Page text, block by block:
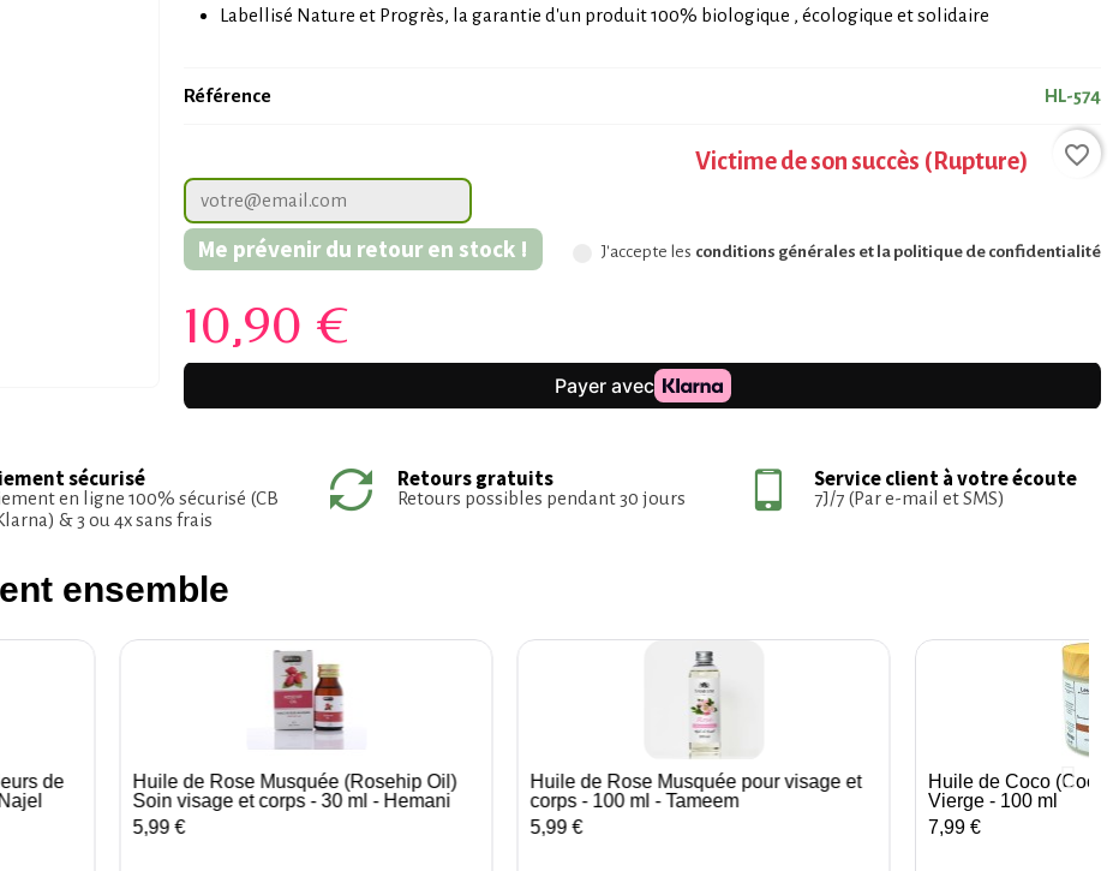
Labellisé Nature et Progrès, la garantie d'un produit 100% biologique , écologique et solidaire
Référence HL-574
Victime de son succès (Rupture) favorite_border
J'accepte les conditions générales et la politique de confidentialité
Me prévenir du retour en stock !
10,90 €
sécurisé
en ligne 100% sécurisé (CB
& 3 ou 4x sans frais
Retours gratuits
Retours possibles pendant 30 jours
Service client à votre écoute
7J/7 (Par e-mail et SMS)
ensemble
de
Aperçu rapide
Huile de Rose Musquée (Rosehip Oil)
Soin visage et corps - 30 ml - Hemani
5,99 €
Aperçu rapide
Huile de Rose Musquée pour visage et
corps - 100 ml - Tameem
5,99 €
Aperçu
Huile de Coco
Vierge - 100 ml
7,99 €